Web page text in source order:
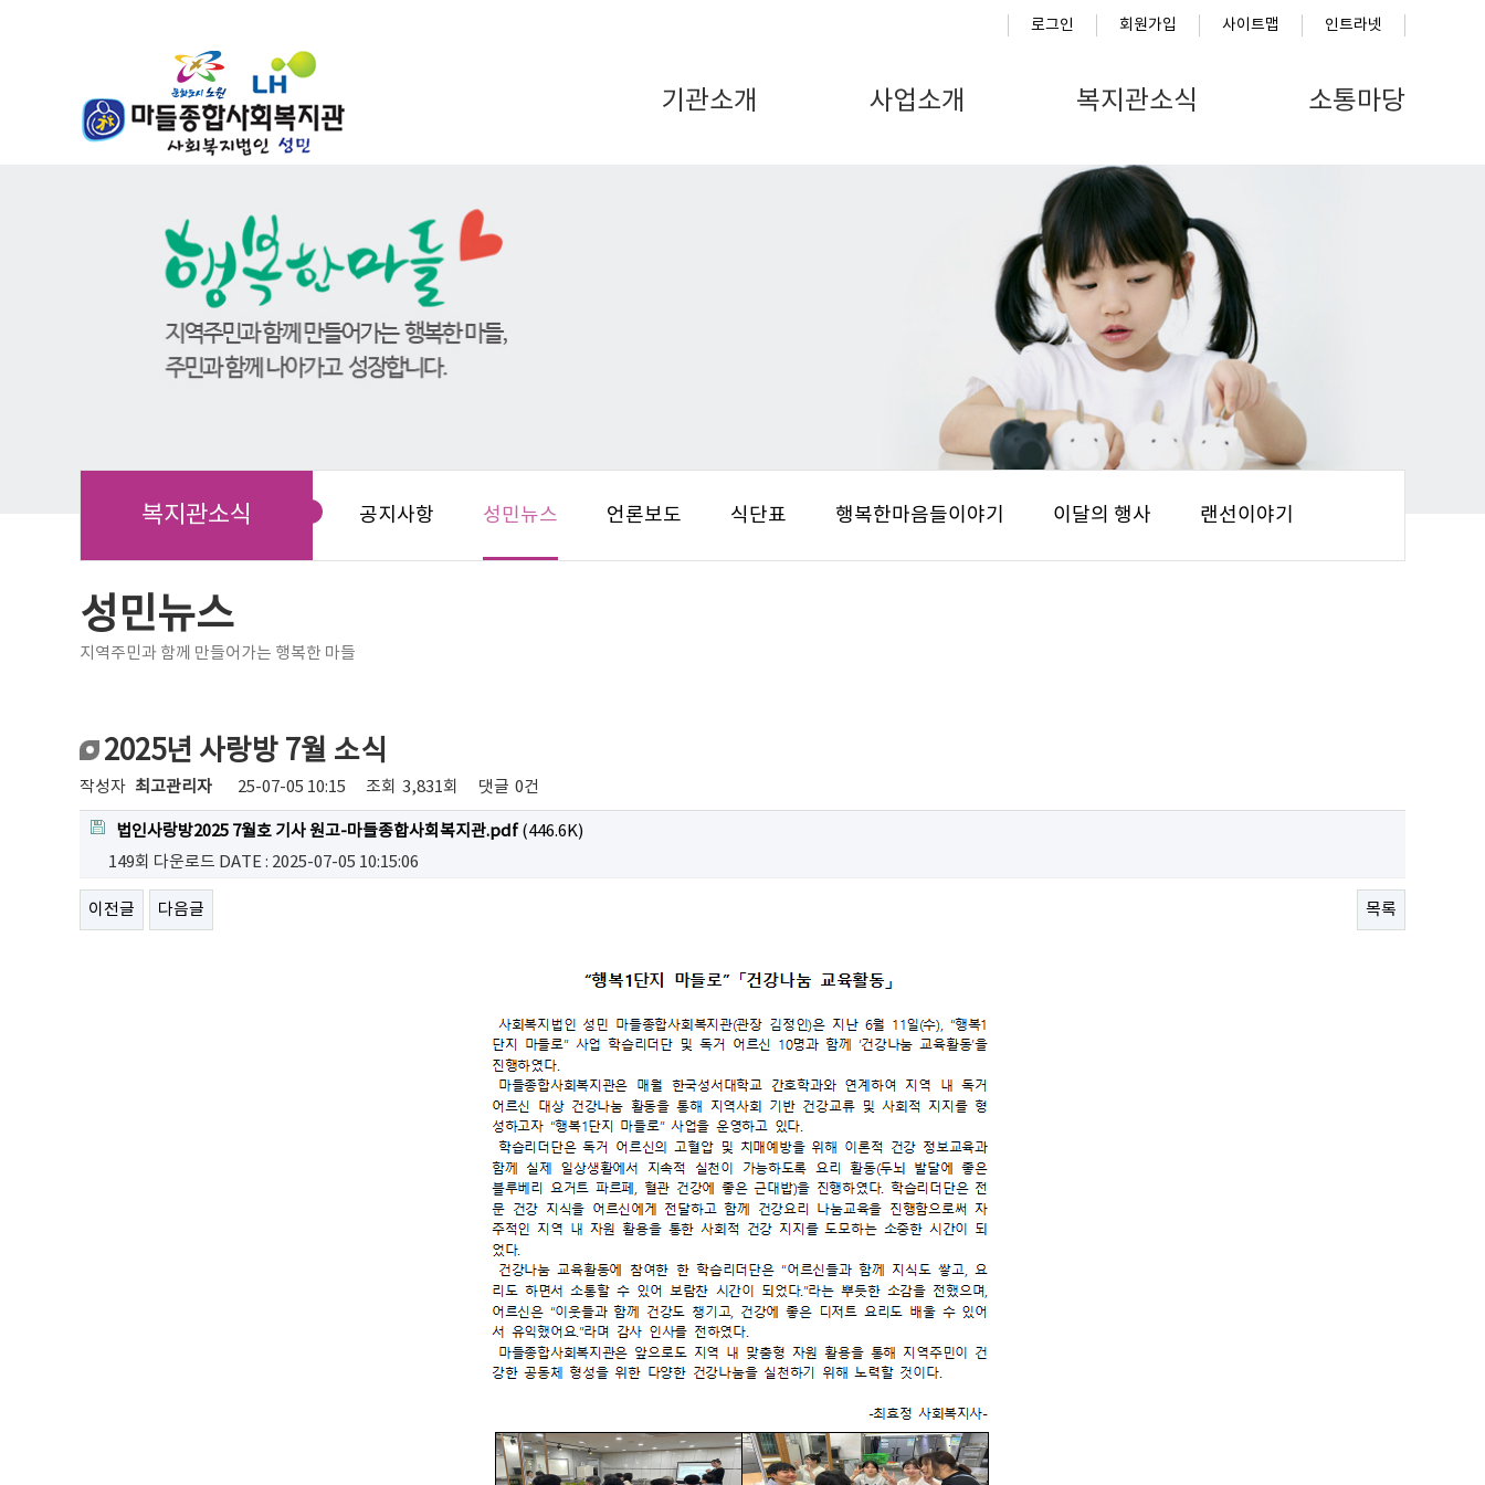
로그인 회원가입 사이트맵 인트라넷
기관소개 사업소개 복지관소식 소통마당
복지관소식 공지사항 성민뉴스 언론보도 식단표 행복한마음들이야기 이달의 행사 랜선이야기
성민뉴스
지역주민과 함께 만들어가는 행복한 마들
2025년 사랑방 7월 소식
작성자 최고관리자 25-07-05 10:15 조회 3,831회 댓글 0건
법인사랑방2025 7월호 기사 원고-마들종합사회복지관.pdf (446.6K)
149회 다운로드 DATE : 2025-07-05 10:15:06
이전글 다음글 목록